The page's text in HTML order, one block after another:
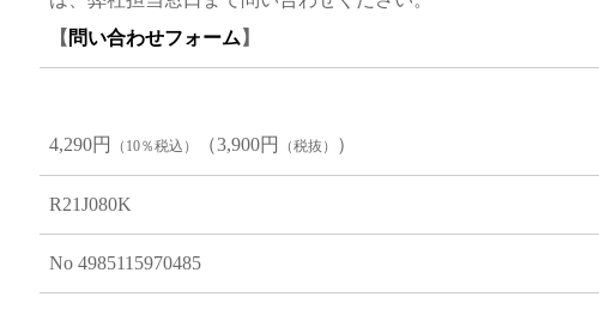
【 問い合わせフォーム 】
4,290円 （10％税込） （3,900円 （税抜） ）
R21J080K
No 4985115970485